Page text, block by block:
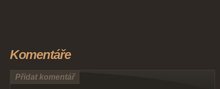
Komentáře
Přidat komentář